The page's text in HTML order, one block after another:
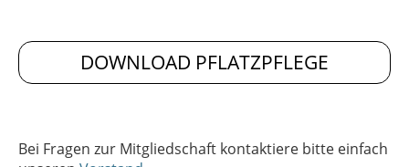
DOWNLOAD PFLATZPFLEGE
Bei Fragen zur Mitgliedschaft kontaktiere bitte einfach